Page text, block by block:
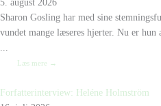
5. august 2026
Sharon Gosling har med sine
vundet mange læseres hjerter. Nu er
...
Læs mere →
Forfatterinterview: Heléne Holmström